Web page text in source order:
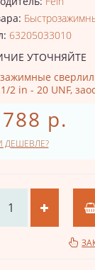
63205033010
УТОЧНЯЙТЕ
2 in - 20 UNF,
р.
ДЕШЕВЛЕ?